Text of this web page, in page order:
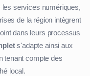
services numériques,
de la région intègrent
dans leurs processus
s'adapte ainsi aux
tenant compte des
local.